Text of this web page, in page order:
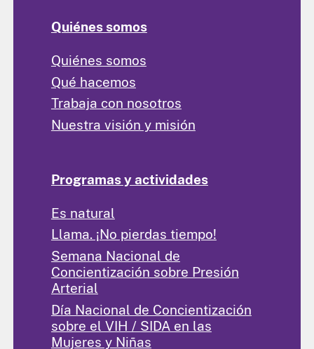
Quiénes somos
Quiénes somos
Qué hacemos
Trabaja con nosotros
Nuestra visión y misión
Programas y actividades
Es natural
Llama. ¡No pierdas tiempo!
Semana Nacional de
Concientización sobre Presión
Arterial
Día Nacional de Concientización
sobre el VIH / SIDA en las
Mujeres y Niñas